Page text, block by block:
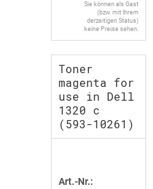
Sie können als Gast
(bzw. mit Ihrem
derzeitigen Status)
keine Preise sehen.
Toner
magenta for
use in Dell
1320 c
(593-10261)
Art.-Nr.: